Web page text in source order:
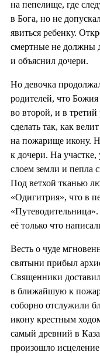
на пепелище, где
в Бога, но не
явиться ребенку.
смертные не должны
и объяснил дочери.
Но девочка
родителей, что
во второй, и в
сделать так, как
на пожарище икону.
к дочери. На
слоем земли и пепла
Под ветхой тканью
«Одигитрия», что в
её только что
Весть о чуде
святыни прибыл
Священники
в ближайшую к
соборно отслужили
икону крестным
самый древний в
произошло